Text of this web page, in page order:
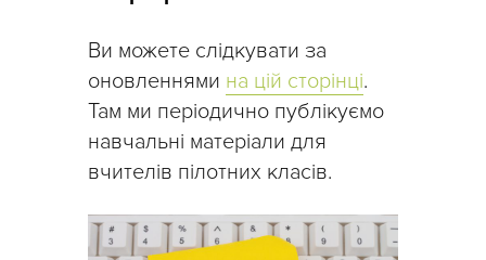
Ви можете слідкувати за
оновленнями на цій сторінці.
Там ми періодично публікуємо
навчальні матеріали для
вчителів пілотних класів.